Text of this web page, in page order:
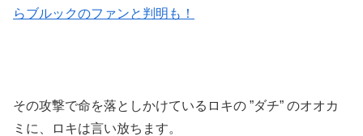
らブルックのファンと判明も！
その攻撃で命を落としかけているロキの ”ダチ” のオオカ
ミに、ロキは言い放ちます。